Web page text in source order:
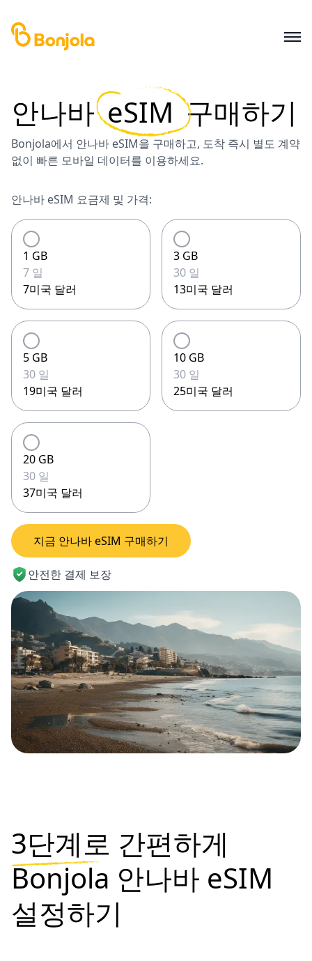
안나바 eSIM 구매하기
Bonjola에서 안나바 eSIM을 구매하고, 도착 즉시 별도 계약
없이 빠른 모바일 데이터를 이용하세요.
안나바 eSIM 요금제 및 가격:
1 GB
7 일
7미국 달러
3 GB
30 일
13미국 달러
5 GB
30 일
19미국 달러
10 GB
30 일
25미국 달러
20 GB
30 일
37미국 달러
지금 안나바 eSIM 구매하기
안전한 결제 보장
3단계로 간편하게
Bonjola 안나바 eSIM
설정하기